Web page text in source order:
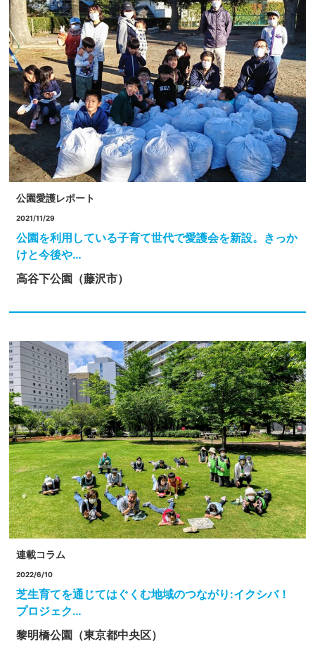
公園愛護レポート
2021/11/29
公園を利用している子育て世代で愛護会を新設。きっか
けと今後や…
高谷下公園（藤沢市）
連載コラム
2022/6/10
芝生育てを通じてはぐくむ地域のつながり:イクシバ！
プロジェク…
黎明橋公園（東京都中央区）